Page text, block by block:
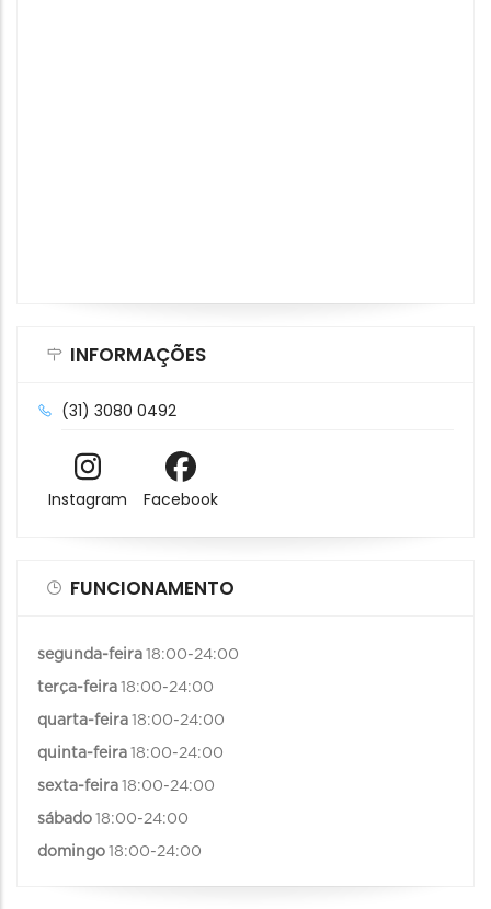
INFORMAÇÕES
(31) 3080 0492
Instagram Facebook
FUNCIONAMENTO
segunda-feira 18:00-24:00
terça-feira 18:00-24:00
quarta-feira 18:00-24:00
quinta-feira 18:00-24:00
sexta-feira 18:00-24:00
sábado 18:00-24:00
domingo 18:00-24:00